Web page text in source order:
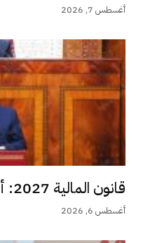
أغسطس 7, 2026
قانون المالية 2027: أخنوش يبقي على دعم...
أغسطس 6, 2026